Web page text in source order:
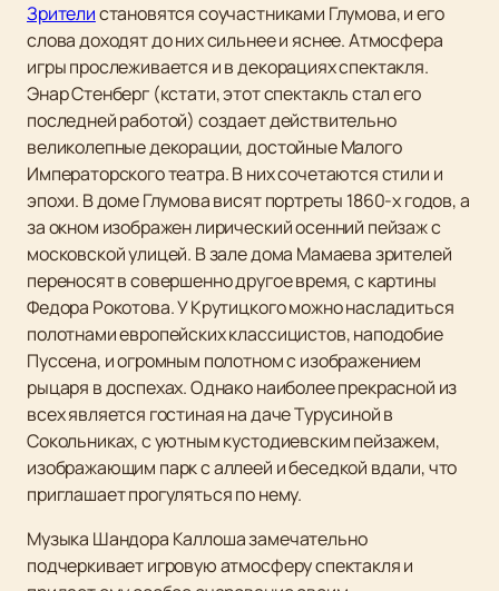
Зрителистановятся соучастниками Глумова, и его
слова доходят до них сильнее и яснее. Атмосфера
игры прослеживается и в декорациях спектакля.
Энар Стенберг (кстати, этот спектакль стал его
последней работой) создает действительно
великолепные декорации, достойные Малого
Императорского театра. В них сочетаются стили и
эпохи. В доме Глумова висят портреты 1860-х годов, а
за окном изображен лирический осенний пейзаж с
московской улицей. В зале дома Мамаева зрителей
переносят в совершенно другое время, с картины
Федора Рокотова. У Крутицкого можно насладиться
полотнами европейских классицистов, наподобие
Пуссена, и огромным полотном с изображением
рыцаря в доспехах. Однако наиболее прекрасной из
всех является гостиная на даче Турусиной в
Сокольниках, с уютным кустодиевским пейзажем,
изображающим парк с аллеей и беседкой вдали, что
приглашает прогуляться по нему.
Музыка Шандора Каллоша замечательно
подчеркивает игровую атмосферу спектакля и